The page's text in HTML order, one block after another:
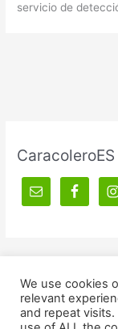
CaracoleroES
servicio de
We use cookies
relevant
and repeat